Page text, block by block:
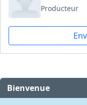
Producteur
Bienvenue